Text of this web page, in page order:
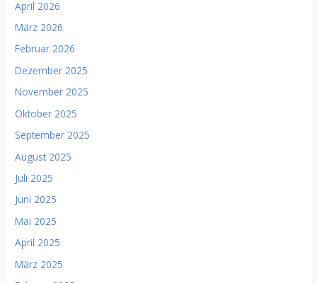
April 2026
März 2026
Februar 2026
Dezember 2025
November 2025
Oktober 2025
September 2025
August 2025
Juli 2025
Juni 2025
Mai 2025
April 2025
März 2025